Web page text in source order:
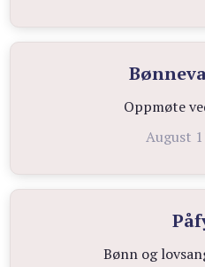
Oppmøte
August
Bønn og